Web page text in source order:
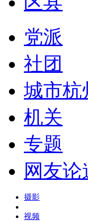
党派
社团
城市杭
机关
专题
网友论
摄影
视频